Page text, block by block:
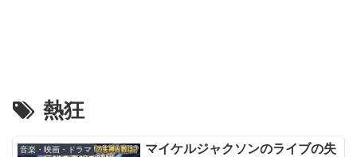
熱狂
音楽・映画・ドラマ
マイケルジャクソンのライブの失